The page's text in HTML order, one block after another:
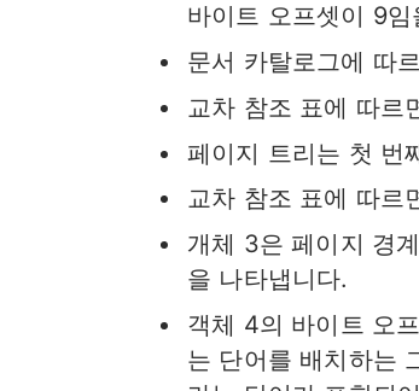
바이트 오프셋이 9
문서 카탈로그에 따
교차 참조 표에 따르
페이지 트리는 첫 번
교차 참조 표에 따르
개체 3은 페이지 경
을 나타냅니다.
객체 4의 바이트 오
는 단어를 배치하는